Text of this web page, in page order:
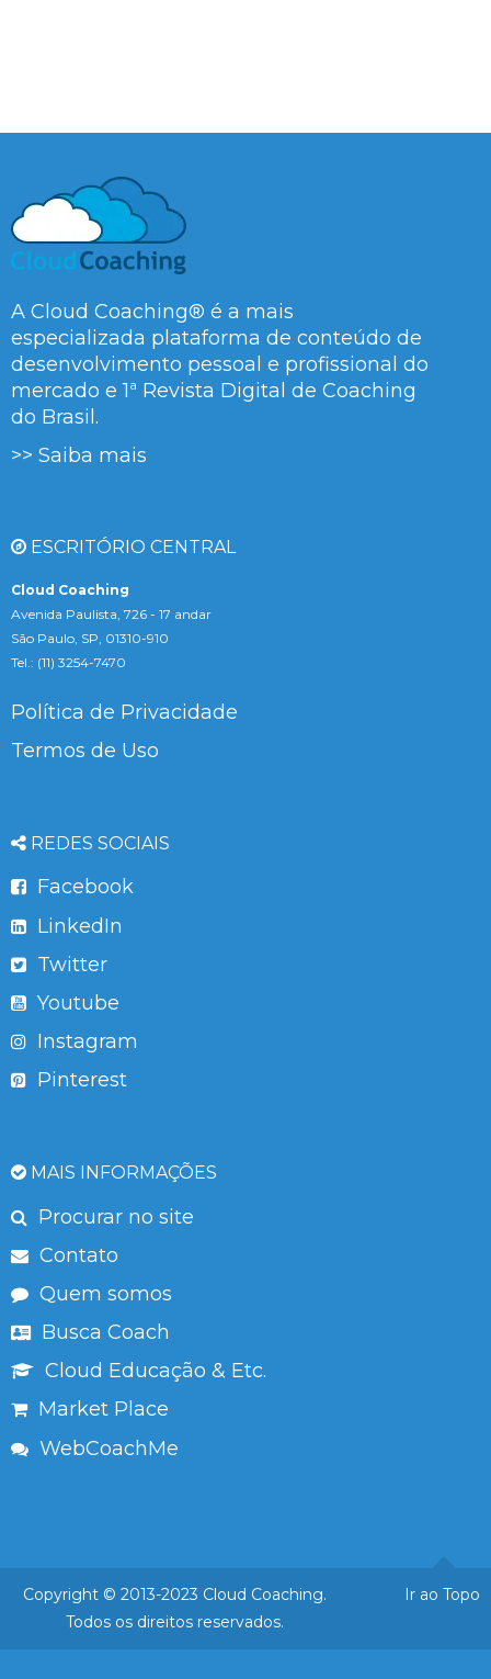
A Cloud Coaching® é a mais
especializada plataforma de conteúdo de
desenvolvimento pessoal e profissional do
mercado e 1ª Revista Digital de Coaching
do Brasil.
>> Saiba mais
ESCRITÓRIO CENTRAL
Cloud Coaching
Avenida Paulista, 726 - 17 andar
São Paulo, SP, 01310-910
Tel.: (11) 3254-7470
Política de Privacidade
Termos de Uso
REDES SOCIAIS
Facebook
LinkedIn
Twitter
Youtube
Instagram
Pinterest
MAIS INFORMAÇÕES
Procurar no site
Contato
Quem somos
Busca Coach
Cloud Educação & Etc.
Market Place
WebCoachMe
Ir ao Topo
Copyright © 2013-2023 Cloud Coaching.
Todos os direitos reservados.